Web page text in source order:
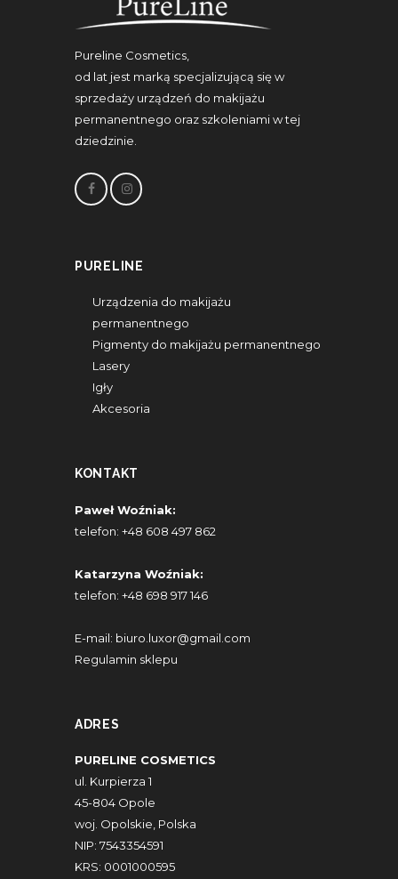
Pureline Cosmetics,
od lat jest marką specjalizującą się w
sprzedaży urządzeń do makijażu
permanentnego oraz szkoleniami w tej
dziedzinie.
PURELINE
Urządzenia do makijażu
permanentnego
Pigmenty do makijażu permanentnego
Lasery
Igły
Akcesoria
KONTAKT
Paweł Woźniak:
telefon: +48 608 497 862
Katarzyna Woźniak:
telefon: +48 698 917 146
E-mail: biuro.luxor@gmail.com
Regulamin sklepu
ADRES
PURELINE COSMETICS
ul. Kurpierza 1
45-804 Opole
woj. Opolskie, Polska
NIP: 7543354591
KRS: 0001000595